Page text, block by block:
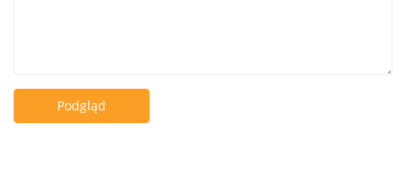
Podgląd